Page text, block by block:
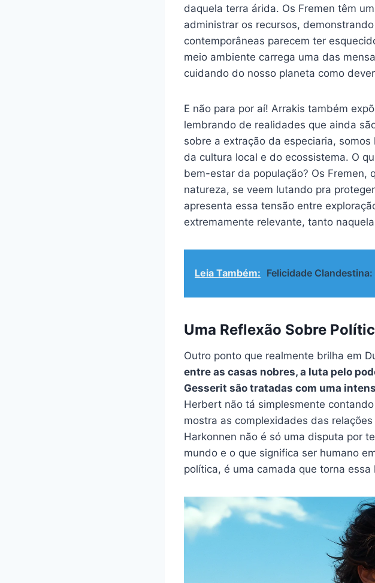
daquela terra árida. Os Fremen têm
administrar os recursos,
contemporâneas parecem ter
meio ambiente carrega uma das
cuidando do nosso planeta como
E não para por aí! Arrakis também
lembrando de realidades que ainda
sobre a extração da especiaria,
da cultura local e do ecossistema. O
bem-estar da população? Os Fremen,
natureza, se veem lutando pra
apresenta essa tensão entre
extremamente relevante, tanto
Leia Também: Felicidade
Uma Reflexão Sobre
Outro ponto que realmente brilha em
entre as casas nobres, a luta pelo
Gesserit são tratadas com uma
Herbert não tá simplesmente
mostra as complexidades das
Harkonnen não é só uma disputa por
mundo e o que significa ser humano
política, é uma camada que torna